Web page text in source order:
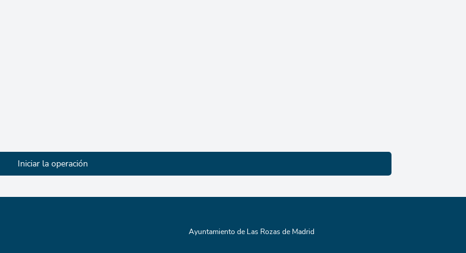
Ayuntamiento de Las Rozas de Madrid